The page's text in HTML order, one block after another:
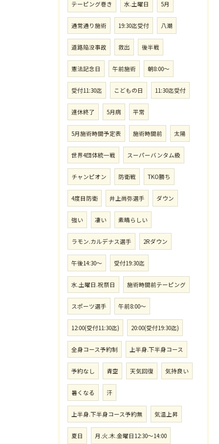
テーピング巻き 水.土曜日 5月
通常通り施術 19:30迄受付 八潮
道路陥没事故 救出 後半戦
憲法記念日 午前施術 朝8:00〜
受付11:30迄 こどもの日 11:30迄受付
連休終了 5月病 平常
5月施術時間予定表 施術時間前 太陽
世界4団体統一戦 スーパーバンタム級
チャンピオン 防衛戦 TKO勝ち
4度目防衛 井上尚弥選手 ダウン
強い 凄い 素晴らしい
ラモン.カルデナス選手 2Rダウン
午後14:30〜 受付19:30迄
水.土曜日.祝祭日 施術時間前テーピング
スポーツ選手 午前8:00〜
12:00(受付11:30迄) 20:00(受付19:30迄)
全身コース予約制 上半身.下半身コース
予約なし 青空 天気回復 気持良い
暑くなる 汗
上半身.下半身コース予約無 気温上昇
夏日 月.火.木.金曜日12:30〜14:00